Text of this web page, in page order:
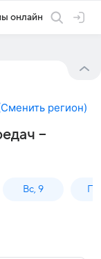
онлайн
Сменить регион)
–
Вс, 9